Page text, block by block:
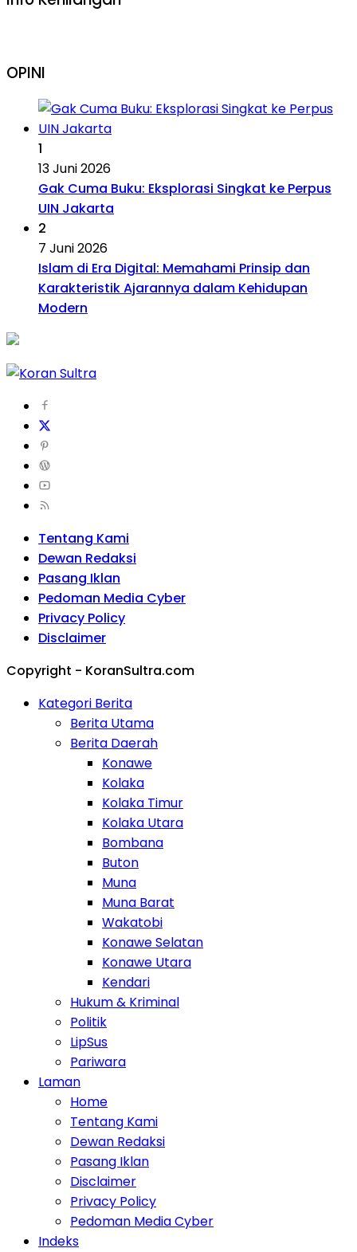
OPINI
1
13 Juni 2026
Gak Cuma Buku: Eksplorasi Singkat ke Perpus
UIN Jakarta
2
7 Juni 2026
Islam di Era Digital: Memahami Prinsip dan
Karakteristik Ajarannya dalam Kehidupan
Modern
Tentang Kami
Dewan Redaksi
Pasang Iklan
Pedoman Media Cyber
Privacy Policy
Disclaimer
Copyright - KoranSultra.com
Kategori Berita
Berita Utama
Berita Daerah
Konawe
Kolaka
Kolaka Timur
Kolaka Utara
Bombana
Buton
Muna
Muna Barat
Wakatobi
Konawe Selatan
Konawe Utara
Kendari
Hukum & Kriminal
Politik
LipSus
Pariwara
Laman
Home
Tentang Kami
Dewan Redaksi
Pasang Iklan
Disclaimer
Privacy Policy
Pedoman Media Cyber
Indeks